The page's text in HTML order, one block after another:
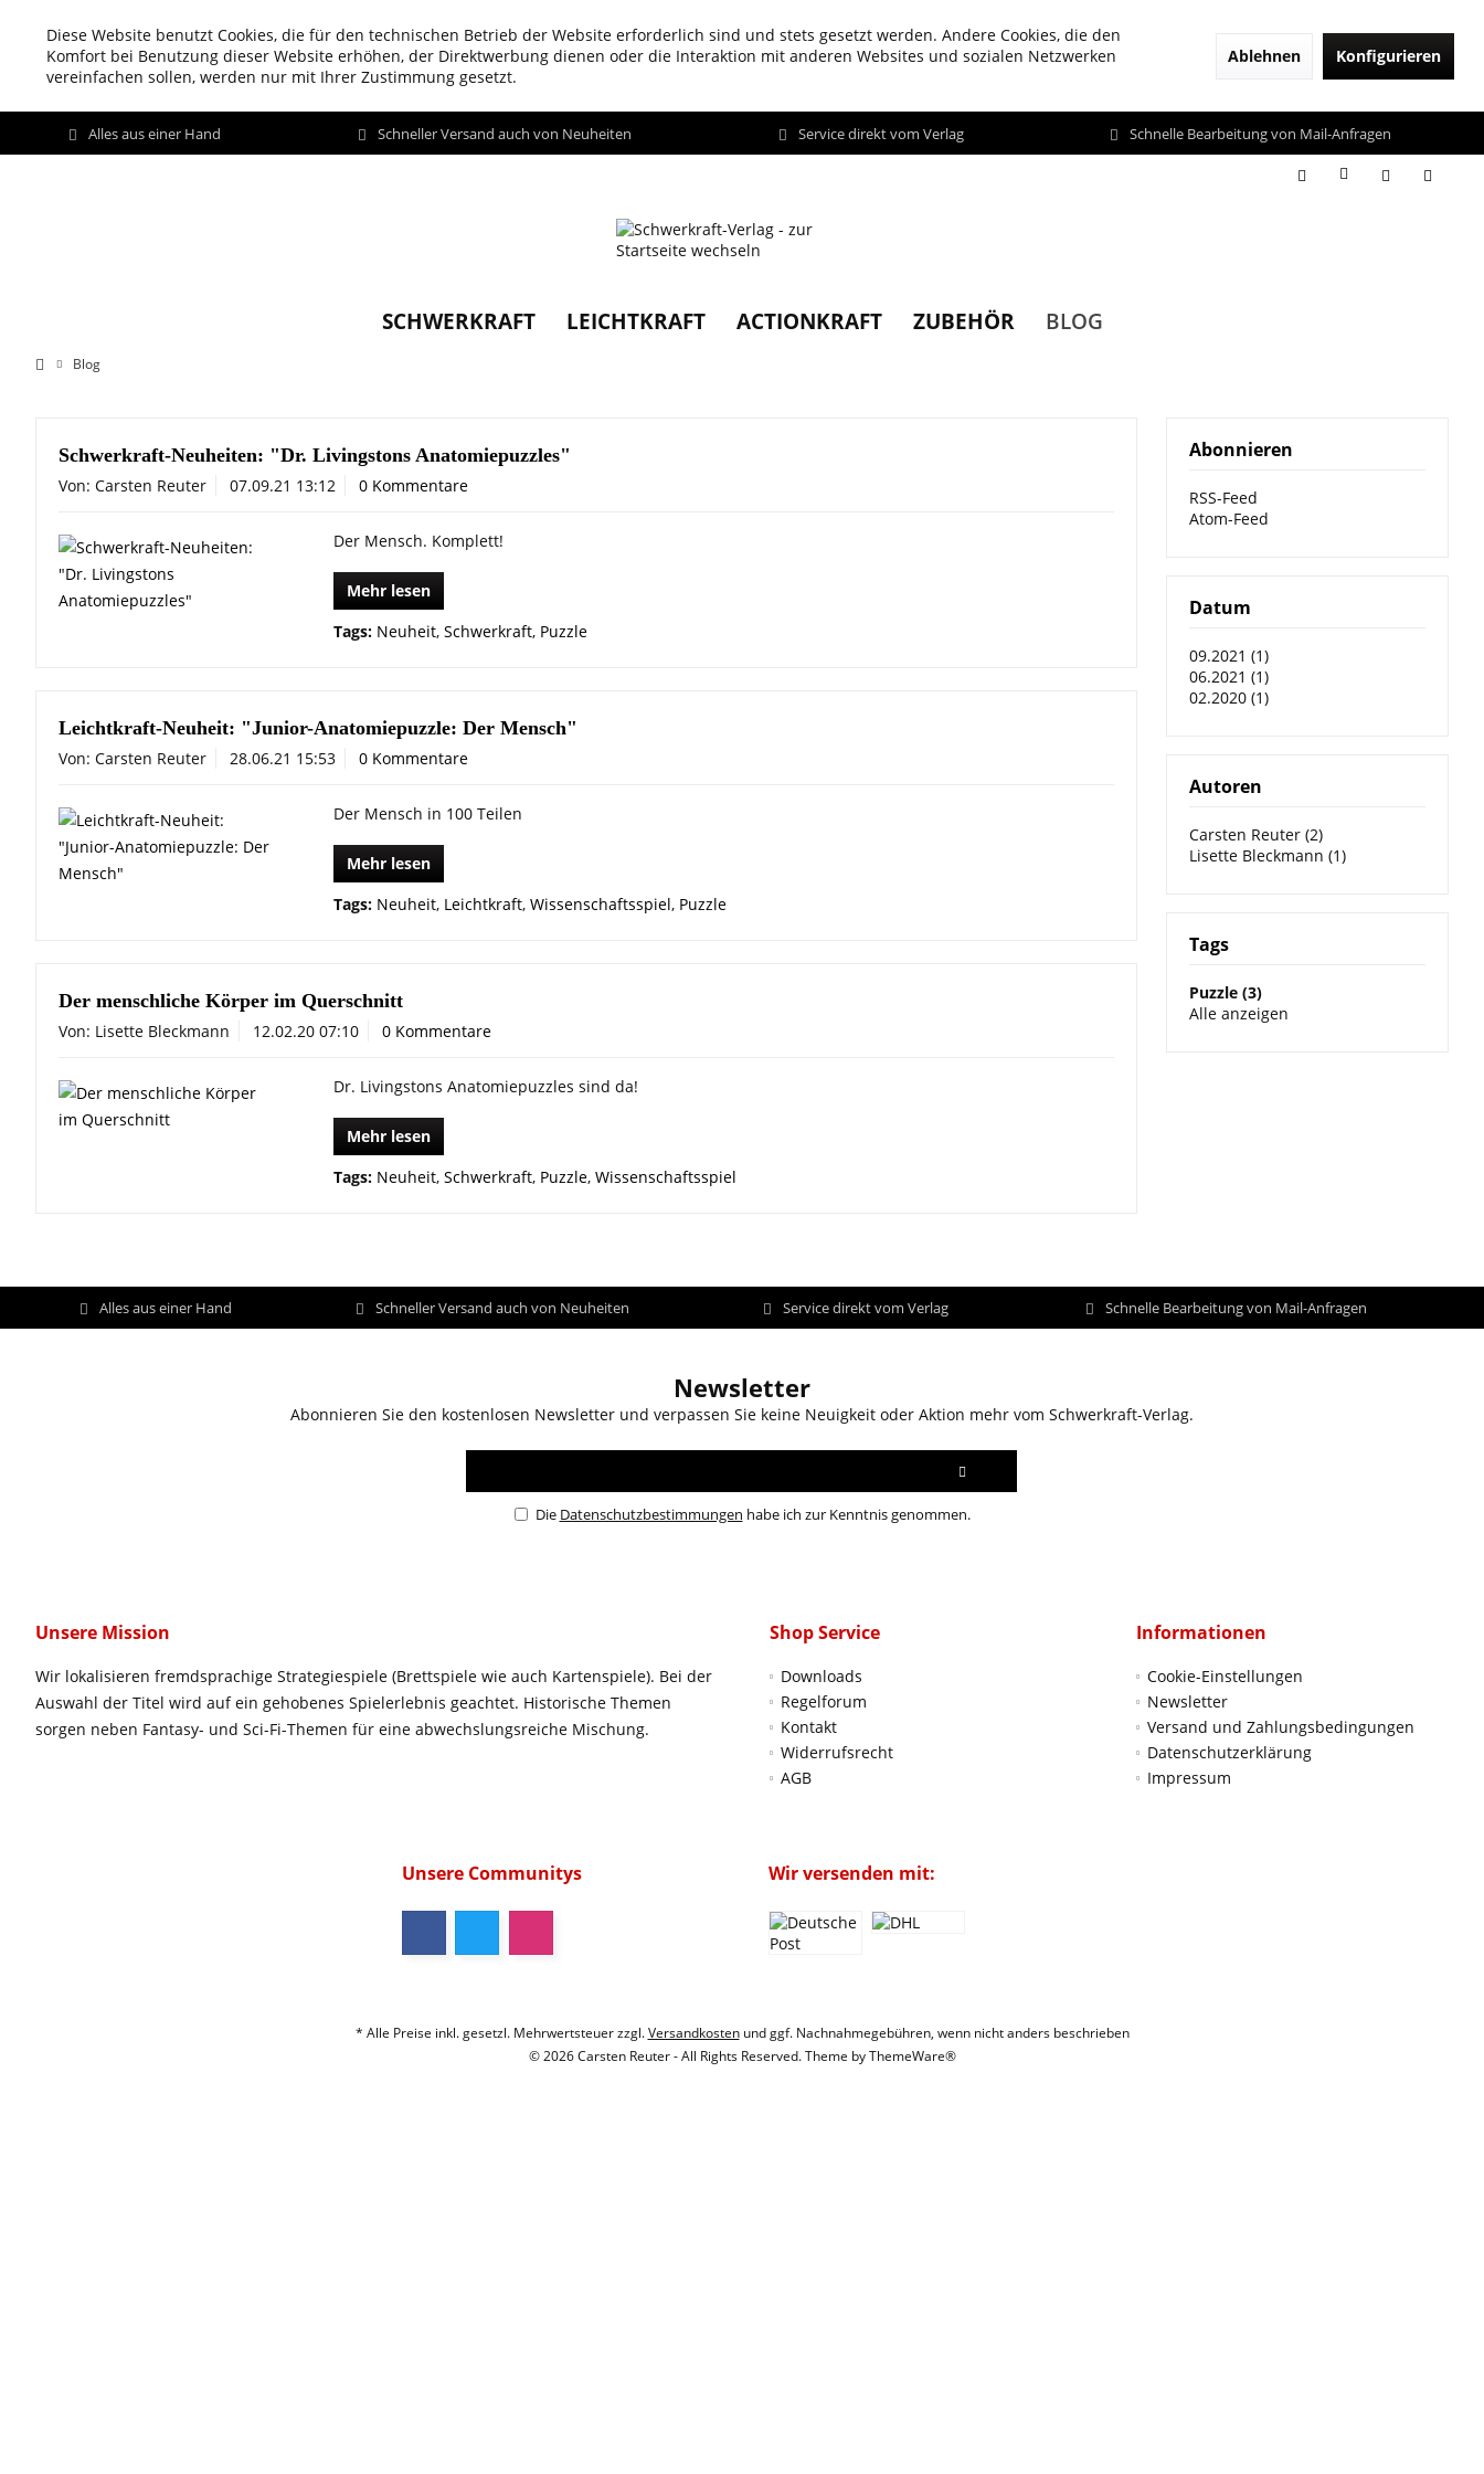
Diese Website benutzt Cookies, die für den technischen Betrieb der Website erforderlich sind und stets gesetzt werden. Andere Cookies, die den
Komfort bei Benutzung dieser Website erhöhen, der Direktwerbung dienen oder die Interaktion mit anderen Websites und sozialen Netzwerken
vereinfachen sollen, werden nur mit Ihrer Zustimmung gesetzt.
Ablehnen Konfigurieren
Alles aus einer Hand Schneller Versand auch von Neuheiten Service direkt vom Verlag Schnelle Bearbeitung von Mail-Anfragen
SCHWERKRAFT LEICHTKRAFT ACTIONKRAFT ZUBEHÖR BLOG
Blog
Abonnieren
RSS-Feed
Atom-Feed
Datum
09.2021 (1)
06.2021 (1)
02.2020 (1)
Autoren
Carsten Reuter (2)
Lisette Bleckmann (1)
Tags
Puzzle (3)
Alle anzeigen
Schwerkraft-Neuheiten: "Dr. Livingstons Anatomiepuzzles"
Von: Carsten Reuter 07.09.21 13:12 0 Kommentare
Der Mensch. Komplett!
Mehr lesen
Tags: Neuheit, Schwerkraft, Puzzle
Leichtkraft-Neuheit: "Junior-Anatomiepuzzle: Der Mensch"
Von: Carsten Reuter 28.06.21 15:53 0 Kommentare
Der Mensch in 100 Teilen
Mehr lesen
Tags: Neuheit, Leichtkraft, Wissenschaftsspiel, Puzzle
Der menschliche Körper im Querschnitt
Von: Lisette Bleckmann 12.02.20 07:10 0 Kommentare
Dr. Livingstons Anatomiepuzzles sind da!
Mehr lesen
Tags: Neuheit, Schwerkraft, Puzzle, Wissenschaftsspiel
Alles aus einer Hand Schneller Versand auch von Neuheiten Service direkt vom Verlag Schnelle Bearbeitung von Mail-Anfragen
Newsletter
Abonnieren Sie den kostenlosen Newsletter und verpassen Sie keine Neuigkeit oder Aktion mehr vom Schwerkraft-Verlag.
Die Datenschutzbestimmungen habe ich zur Kenntnis genommen.
Unsere Mission
Wir lokalisieren fremdsprachige Strategiespiele (Brettspiele wie auch Kartenspiele). Bei der
Auswahl der Titel wird auf ein gehobenes Spielerlebnis geachtet. Historische Themen
sorgen neben Fantasy- und Sci-Fi-Themen für eine abwechslungsreiche Mischung.
Shop Service
Downloads
Regelforum
Kontakt
Widerrufsrecht
AGB
Informationen
Cookie-Einstellungen
Newsletter
Versand und Zahlungsbedingungen
Datenschutzerklärung
Impressum
Unsere Communitys Wir versenden mit:
* Alle Preise inkl. gesetzl. Mehrwertsteuer zzgl.Versandkostenund ggf. Nachnahmegebühren, wenn nicht anders beschrieben
© 2026 Carsten Reuter - All Rights Reserved. Theme byThemeWare®